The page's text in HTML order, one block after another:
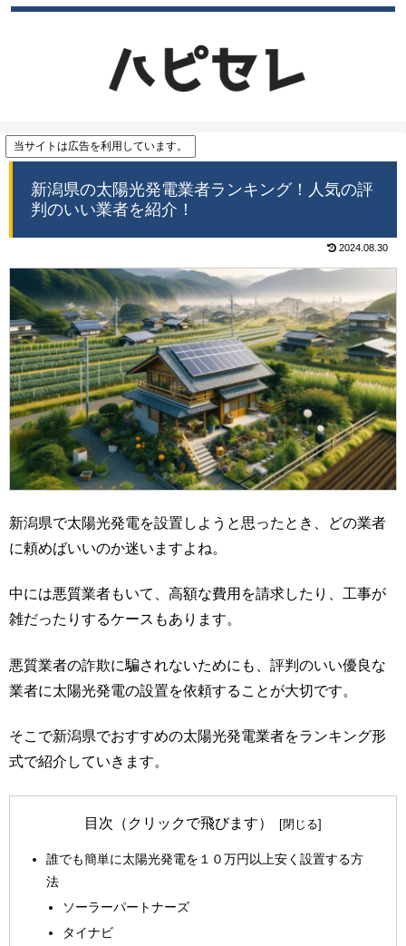
当サイトは広告を利用しています。
新潟県の太陽光発電業者ランキング！人気の評
判のいい業者を紹介！
2024.08.30
新潟県で太陽光発電を設置しようと思ったとき、どの業者
に頼めばいいのか迷いますよね。
中には悪質業者もいて、高額な費用を請求したり、工事が
雑だったりするケースもあります。
悪質業者の詐欺に騙されないためにも、評判のいい優良な
業者に太陽光発電の設置を依頼することが大切です。
そこで新潟県でおすすめの太陽光発電業者をランキング形
式で紹介していきます。
目次（クリックで飛びます）
誰でも簡単に太陽光発電を１０万円以上安く設置する方
法
ソーラーパートナーズ
タイナビ